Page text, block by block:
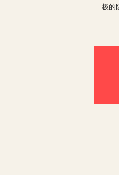
极的
2.
不
己
3.
行